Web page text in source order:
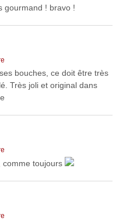
gourmand ! bravo !
bouches, ce doit être très
Très joli et original dans
comme toujours